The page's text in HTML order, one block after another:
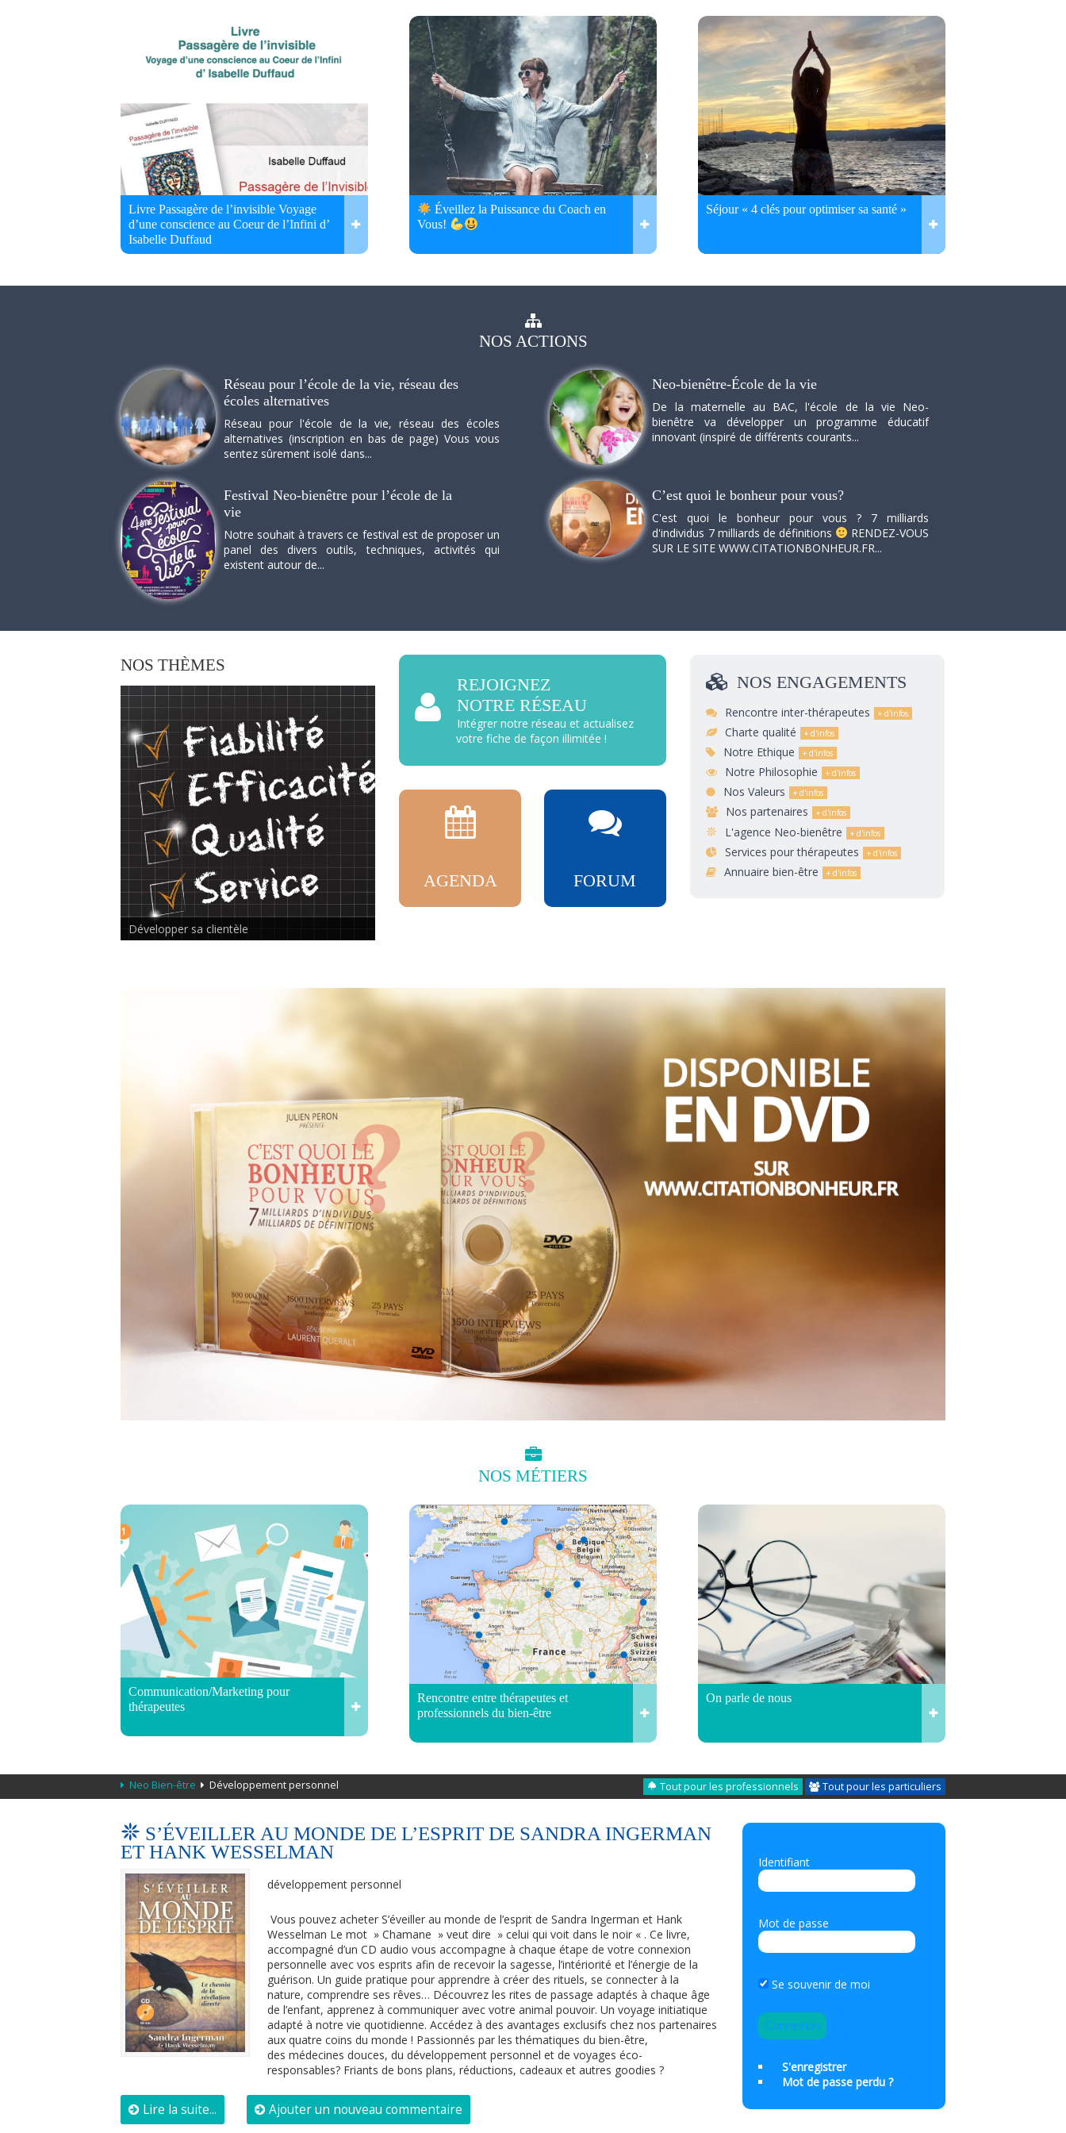
Livre Passagère de l’invisible Voyage
d’une conscience au Coeur de l’Infini d’
Isabelle Duffaud
Éveillez la Puissance du Coach en
Vous!
Séjour « 4 clés pour optimiser sa santé »
NOS ACTIONS
Réseau pour l’école de la vie, réseau des
écoles alternatives
Réseau pour l'école de la vie, réseau des écoles
alternatives (inscription en bas de page) Vous vous
sentez sûrement isolé dans...
Neo-bienêtre-École de la vie
De la maternelle au BAC, l'école de la vie Neo-
bienêtre va développer un programme éducatif
innovant (inspiré de différents courants...
Festival Neo-bienêtre pour l’école de la
vie
Notre souhait à travers ce festival est de proposer un
panel des divers outils, techniques, activités qui
existent autour de...
C’est quoi le bonheur pour vous?
C'est quoi le bonheur pour vous ? 7 milliards
d'individus 7 milliards de définitions
RENDEZ-VOUS
SUR LE SITE WWW.CITATIONBONHEUR.FR...
NOS THÈMES
Rencontre inter-thérapeutes
REJOIGNEZ
NOTRE RÉSEAU
Intégrer notre réseau et actualisez
votre fiche de façon illimitée !
AGENDA FORUM
NOS ENGAGEMENTS
Rencontre inter-thérapeutes
Charte qualité
Notre Ethique
Notre Philosophie
Nos Valeurs
Nos partenaires
L'agence Neo-bienêtre
Services pour thérapeutes
Annuaire bien-être
NOS MÉTIERS
Communication/Marketing pour
thérapeutes
Rencontre entre thérapeutes et
professionnels du bien-être
On parle de nous
Neo Bien-être Développement personnel Tout pour les professionnels Tout pour les particuliers
S’ÉVEILLER AU MONDE DE L’ESPRIT DE SANDRA INGERMAN
ET HANK WESSELMAN
développement personnel
Vous pouvez acheter S’éveiller au monde de l’esprit de Sandra Ingerman et Hank
Wesselman Le mot » Chamane » veut dire » celui qui voit dans le noir « . Ce livre,
accompagné d’un CD audio vous accompagne à chaque étape de votre connexion
personnelle avec vos esprits afin de recevoir la sagesse, l’intériorité et l’énergie de la
guérison. Un guide pratique pour apprendre à créer des rituels, se connecter à la
nature, comprendre ses rêves… Découvrez les rites de passage adaptés à chaque âge
de l’enfant, apprenez à communiquer avec votre animal pouvoir. Un voyage initiatique
adapté à notre vie quotidienne. Accédez à des avantages exclusifs chez nos partenaires
aux quatre coins du monde ! Passionnés par les thématiques du bien-être,
des médecines douces, du développement personnel et de voyages éco-
responsables? Friants de bons plans, réductions, cadeaux et autres goodies ?
Lire la suite... Ajouter un nouveau commentaire
Identifiant
Mot de passe
Se souvenir de moi
S'enregistrer
Mot de passe perdu ?